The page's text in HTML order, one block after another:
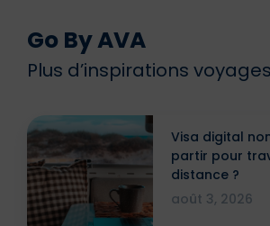
Go By AVA
Plus d’inspirations voyages
Visa digital
partir pour
distance ?
août 3, 2026